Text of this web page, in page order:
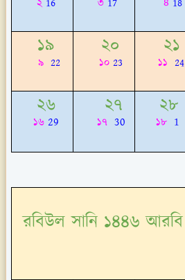
২ 16 ৩ 17 ৪ 18
১৯
৯ 22
২০
১০ 23
২১
১১ 24
২৬
১৬ 29
২৭
১৭ 30
২৮
১৮ 1
রবিউল সানি ১৪৪৬ আরবি